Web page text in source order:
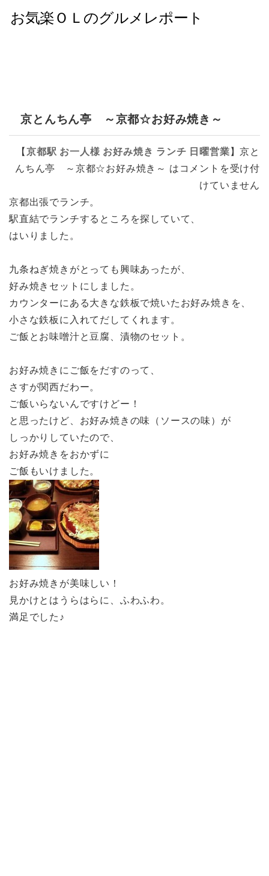
京とんちん亭 ～京都☆お好み焼き～
【京都駅 お一人様 お好み焼き ランチ 日曜営業 】京と
んちん亭 ～京都☆お好み焼き～ は コメントを受け付
けていません
京都出張でランチ。
駅直結でランチするところを探していて、
はいりました。
九条ねぎ焼きがとっても興味あったが、
好み焼きセットにしました。
カウンターにある大きな鉄板で焼いたお好み焼きを、
小さな鉄板に入れてだしてくれます。
ご飯とお味噌汁と豆腐、漬物のセット。
お好み焼きにご飯をだすのって、
さすが関西だわー。
ご飯いらないんですけどー！
と思ったけど、お好み焼きの味（ソースの味）が
しっかりしていたので、
お好み焼きをおかずに
ご飯もいけました。
お好み焼きが美味しい！
見かけとはうらはらに、ふわふわ。
満足でした♪